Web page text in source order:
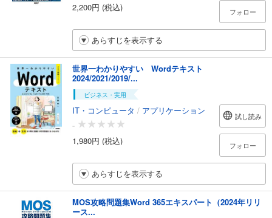
2,200円 (税込)
フォロー
あらすじを表示する
世界一わかりやすい Wordテキスト
2024/2021/2019/...
ビジネス・実用
IT・コンピュータ / アプリケーション
-
1,980円 (税込)
試し読み
フォロー
あらすじを表示する
MOS攻略問題集Word 365エキスパート（2024年リリ
ース...